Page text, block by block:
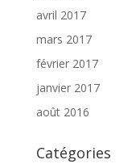
avril 2017
mars 2017
février 2017
janvier 2017
août 2016
Catégories